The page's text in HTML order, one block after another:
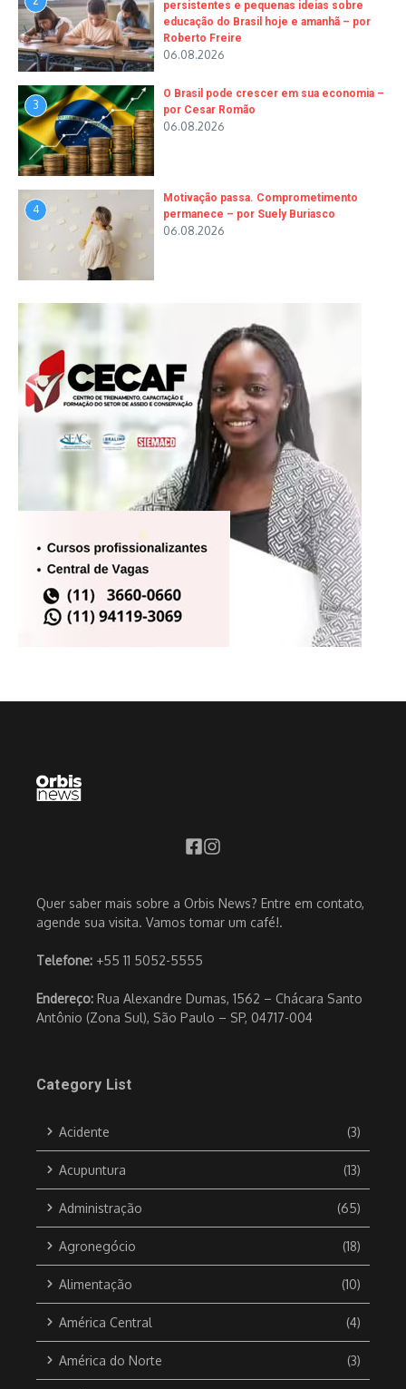
persistentes e pequenas ideias sobre
educação do Brasil hoje e amanhã – por
Roberto Freire
06.08.2026
3
O Brasil pode crescer em sua economia –
por Cesar Romão
06.08.2026
4
Motivação passa. Comprometimento
permanece – por Suely Buriasco
06.08.2026
Quer saber mais sobre a Orbis News? Entre em contato,
agende sua visita. Vamos tomar um café!.
Telefone: +55 11 5052-5555
Endereço: Rua Alexandre Dumas, 1562 – Chácara Santo
Antônio (Zona Sul), São Paulo – SP, 04717-004
Category List
Acidente (3)
Acupuntura (13)
Administração (65)
Agronegócio (18)
Alimentação (10)
América Central (4)
América do Norte (3)